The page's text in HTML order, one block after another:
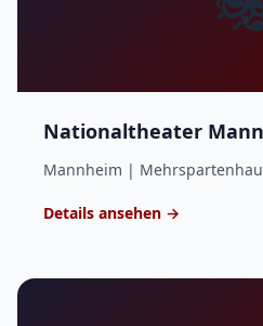
Nationaltheater
Mannheim |
Details ansehen →